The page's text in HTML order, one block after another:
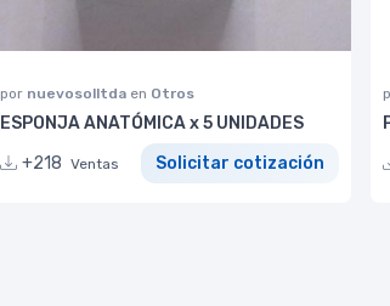
por nuevosolltda en Otros
ESPONJA ANATÓMICA x 5 UNIDADES
+218 Ventas Solicitar cotización